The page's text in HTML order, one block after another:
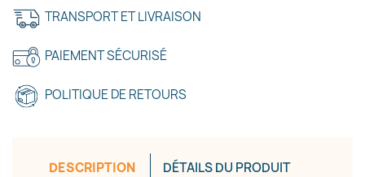
TRANSPORT ET LIVRAISON
PAIEMENT SÉCURISÉ
POLITIQUE DE RETOURS
DESCRIPTION DÉTAILS DU PRODUIT